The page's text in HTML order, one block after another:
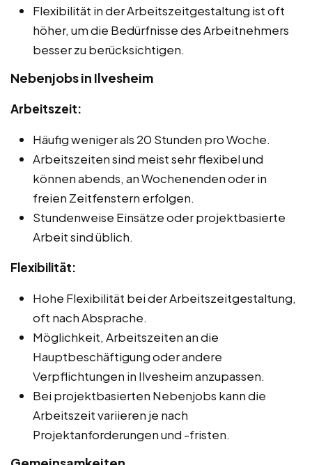
Flexibilität in der Arbeitszeitgestaltung ist oft
höher, um die Bedürfnisse des Arbeitnehmers
besser zu berücksichtigen.
Nebenjobs in Ilvesheim
Arbeitszeit:
Häufig weniger als 20 Stunden pro Woche.
Arbeitszeiten sind meist sehr flexibel und
können abends, an Wochenenden oder in
freien Zeitfenstern erfolgen.
Stundenweise Einsätze oder projektbasierte
Arbeit sind üblich.
Flexibilität:
Hohe Flexibilität bei der Arbeitszeitgestaltung,
oft nach Absprache.
Möglichkeit, Arbeitszeiten an die
Hauptbeschäftigung oder andere
Verpflichtungen in Ilvesheim anzupassen.
Bei projektbasierten Nebenjobs kann die
Arbeitszeit variieren je nach
Projektanforderungen und -fristen.